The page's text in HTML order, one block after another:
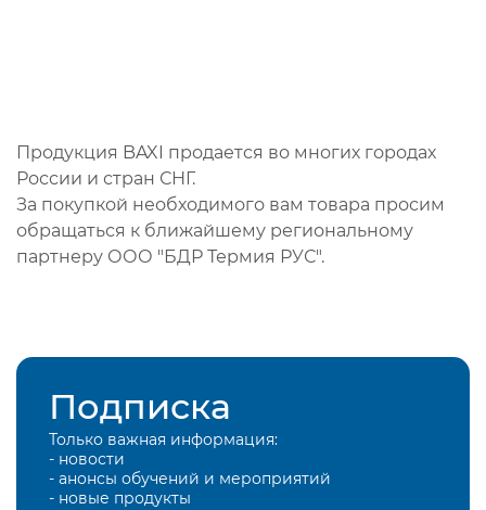
Продукция BAXI продается во многих городах
России и стран СНГ.
За покупкой необходимого вам товара просим
обращаться к ближайшему региональному
партнеру ООО "БДР Термия РУС".
Подписка
Только важная информация:
- новости
- анонсы обучений и мероприятий
- новые продукты